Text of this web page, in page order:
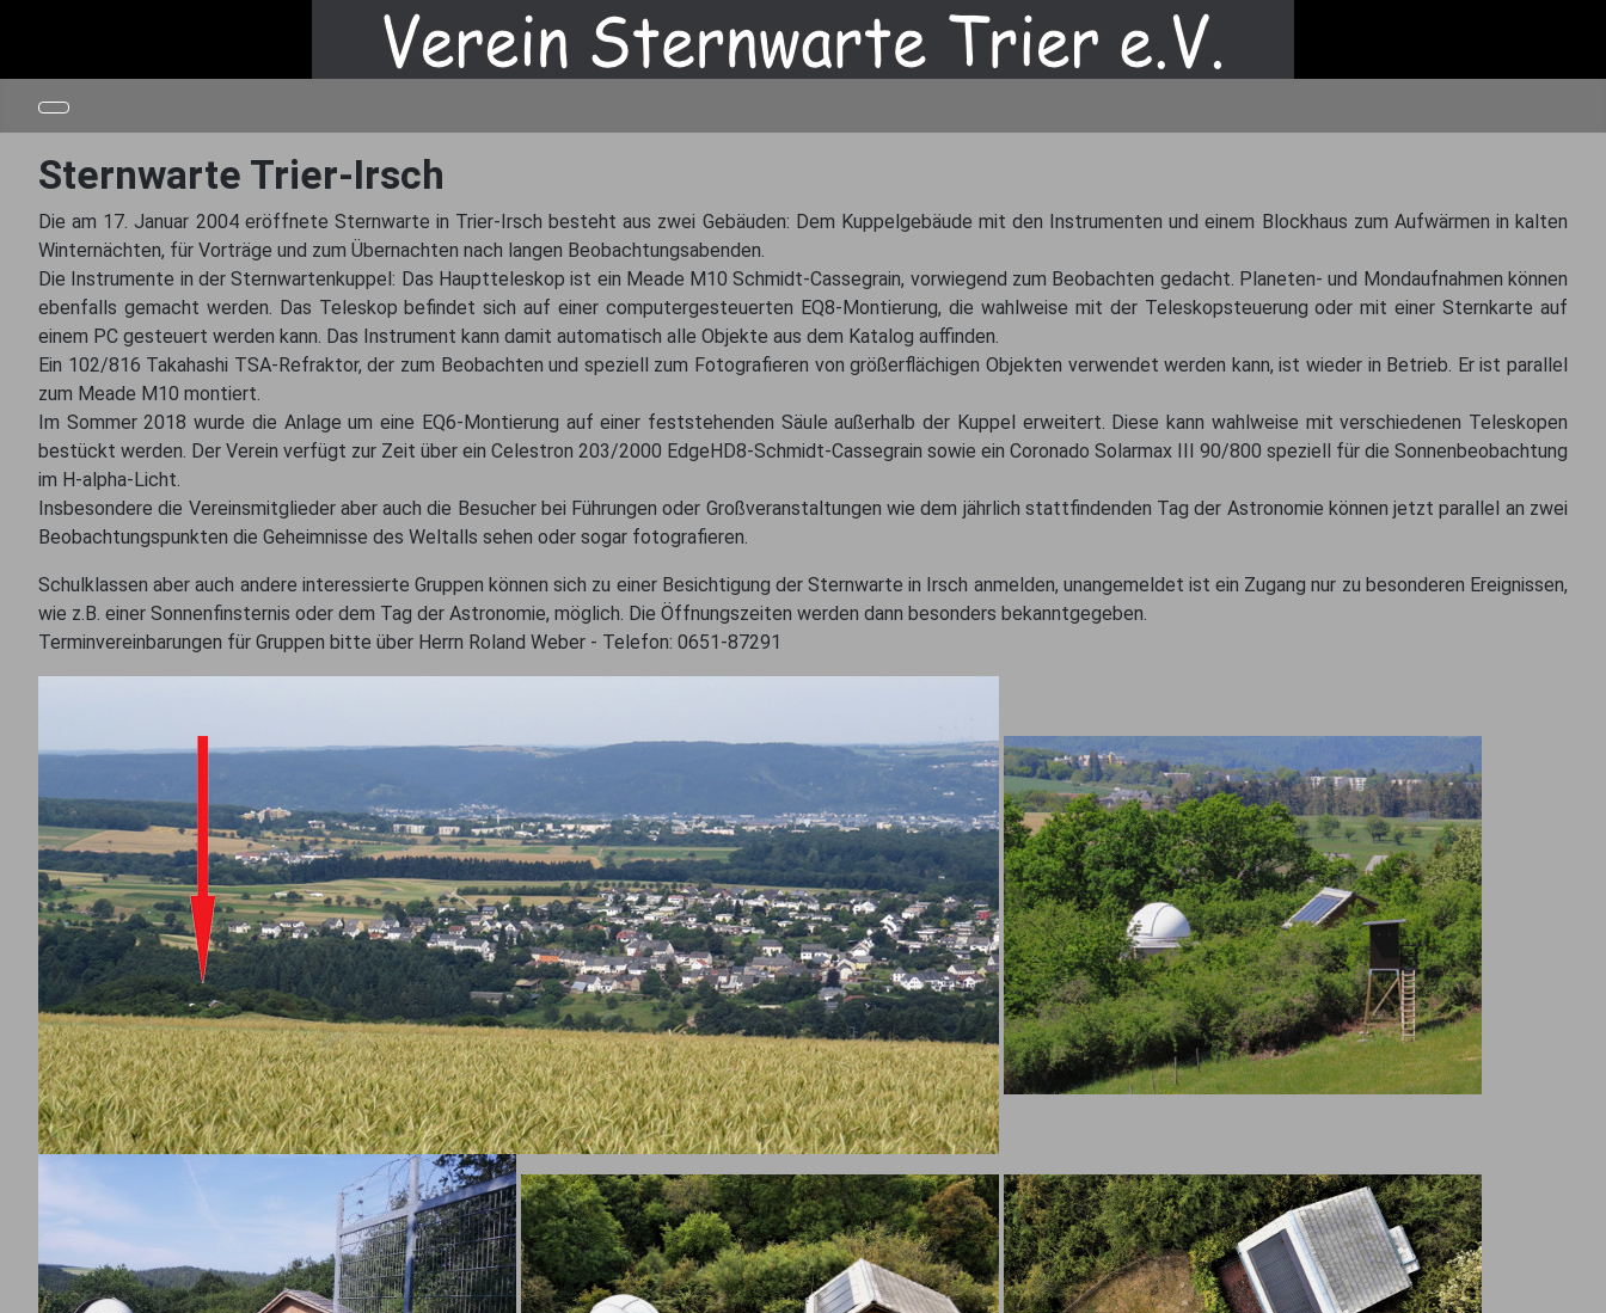
Sternwarte Trier-Irsch
Die am 17. Januar 2004 eröffnete Sternwarte in Trier-Irsch besteht aus zwei Gebäuden: Dem Kuppelgebäude mit den Instrumenten und einem Blockhaus zum Aufwärmen in kalten
Winternächten, für Vorträge und zum Übernachten nach langen Beobachtungsabenden.
Die Instrumente in der Sternwartenkuppel: Das Hauptteleskop ist ein Meade M10 Schmidt-Cassegrain, vorwiegend zum Beobachten gedacht. Planeten- und Mondaufnahmen können
ebenfalls gemacht werden. Das Teleskop befindet sich auf einer computergesteuerten EQ8-Montierung, die wahlweise mit der Teleskopsteuerung oder mit einer Sternkarte auf
einem PC gesteuert werden kann. Das Instrument kann damit automatisch alle Objekte aus dem Katalog auffinden.
Ein 102/816 Takahashi TSA-Refraktor, der zum Beobachten und speziell zum Fotografieren von größerflächigen Objekten verwendet werden kann, ist wieder in Betrieb. Er ist parallel
zum Meade M10 montiert.
Im Sommer 2018 wurde die Anlage um eine EQ6-Montierung auf einer feststehenden Säule außerhalb der Kuppel erweitert. Diese kann wahlweise mit verschiedenen Teleskopen
bestückt werden. Der Verein verfügt zur Zeit über ein Celestron 203/2000 EdgeHD8-Schmidt-Cassegrain sowie ein Coronado Solarmax III 90/800 speziell für die Sonnenbeobachtung
im H-alpha-Licht.
Insbesondere die Vereinsmitglieder aber auch die Besucher bei Führungen oder Großveranstaltungen wie dem jährlich stattfindenden Tag der Astronomie können jetzt parallel an zwei
Beobachtungspunkten die Geheimnisse des Weltalls sehen oder sogar fotografieren.
Schulklassen aber auch andere interessierte Gruppen können sich zu einer Besichtigung der Sternwarte in Irsch anmelden, unangemeldet ist ein Zugang nur zu besonderen Ereignissen,
wie z.B. einer Sonnenfinsternis oder dem Tag der Astronomie, möglich. Die Öffnungszeiten werden dann besonders bekanntgegeben.
Terminvereinbarungen für Gruppen bitte über Herrn Roland Weber - Telefon: 0651-87291